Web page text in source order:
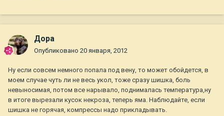
Дора
Опубликовано 20 января, 2012
Ну если совсем немного попала под вену, то может обойдется, в
моем случае чуть ли не весь укол, тоже сразу шишка, боль
невыносимая, потом все нарывало, поднималась температура,ну
в итоге вырезали кусок некроза, теперь яма. Наблюдайте, если
шишка не горячая, компрессы надо прикладывать.